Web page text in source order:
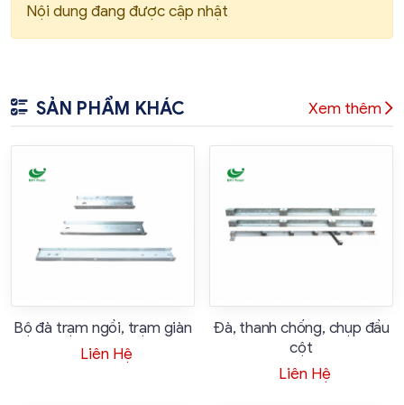
Nội dung đang được cập nhật
SẢN PHẨM KHÁC Xem thêm
Bộ đà trạm ngồi, trạm giàn
Liên Hệ
Đà, thanh chống, chụp đầu
cột
Liên Hệ